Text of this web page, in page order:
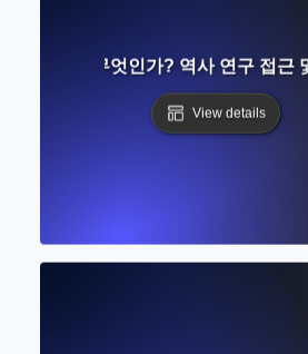
카이브란 무엇인가? 역사 연구 접근
View details